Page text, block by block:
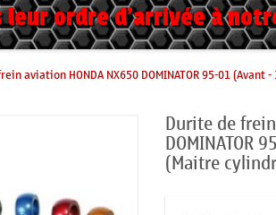
ordre d'arrivée à
aviation HONDA NX650 DOMINATOR 95-01 (Avant
Durite de
DOMINATOR
(Maitre